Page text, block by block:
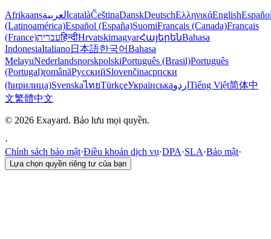
Afrikaansالعربية catalàČeštinaDanskDeutschΕλληνικάEnglish
(Latinoamérica)Español (España)SuomiFrançais (Canada)Français
(France)עבריתहिन्दीHrvatskimagyarՀայերենBahasa
IndonesiaItaliano日本語한국어Bahasa
MelayuNederlandsnorskpolskiPortuguês (Brasil)Português
(Portugal)românăРусскийSlovenčinaсрпски
(ћирилица)SvenskaไทยTürkçeУкраїнськаاردو Tiếng Việt简体中
文繁體中文
© 2026 Exayard. Bảo lưu mọi quyền.
·
Chính sách bảo mật·Điều khoản dịch vụ·DPA·SLA·Bảo mật·
Lựa chọn quyền riêng tư của bạn